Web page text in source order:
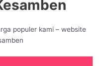
populer kami – website